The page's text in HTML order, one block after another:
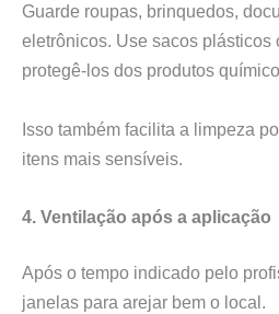
Guarde roupas, brinquedos,
eletrônicos. Use sacos plásticos
protegê-los dos produtos
Isso também facilita a limpeza
itens mais sensíveis.
4. Ventilação após a aplicação
Após o tempo indicado pelo
janelas para arejar bem o local.